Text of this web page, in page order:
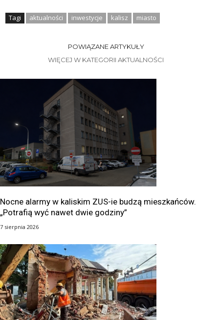
Tagi aktualności inwestycje kalisz miasto
POWIĄZANE ARTYKUŁY
WIĘCEJ W KATEGORII AKTUALNOŚCI
Nocne alarmy w kaliskim ZUS-ie budzą mieszkańców.
„Potrafią wyć nawet dwie godziny”
7 sierpnia 2026